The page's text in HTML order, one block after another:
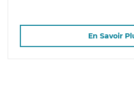
En Savoir